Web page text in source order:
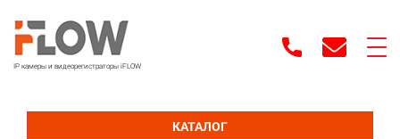
IP камеры и видеорегистраторы iFLOW
КАТАЛОГ